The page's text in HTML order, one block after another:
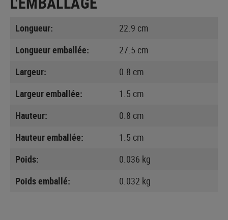
Longueur:
22.9 cm
Longueur emballée:
27.5 cm
Largeur:
0.8 cm
Largeur emballée:
1.5 cm
Hauteur:
0.8 cm
Hauteur emballée:
1.5 cm
Poids:
0.036 kg
Poids emballé:
0.032 kg